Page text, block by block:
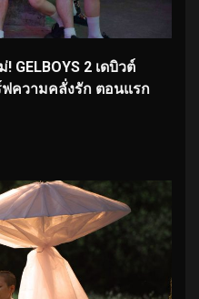
GELBOYS 2 เดบิวต์
ฟความคลั่งรัก ตอนแรก